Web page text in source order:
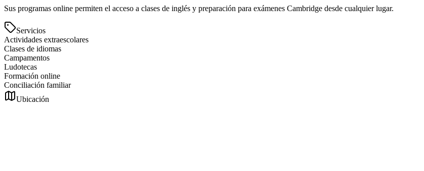
Sus programas online permiten el acceso a clases de inglés y preparación para exámenes Cambridge desde cualquier lugar.
Servicios
Actividades extraescolares
Clases de idiomas
Campamentos
Ludotecas
Formación online
Conciliación familiar
Ubicación